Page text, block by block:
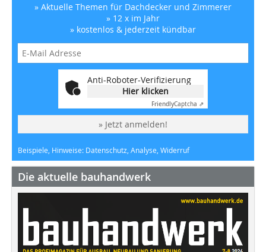
» Aktuelle Themen für Dachdecker und Zimmerer
» 12 x im Jahr
» kostenlos & jederzeit kündbar
Anti-Roboter-Verifizierung
Hier klicken
FriendlyCaptcha ⇗
» Jetzt anmelden!
Beispiele, Hinweise: Datenschutz, Analyse, Widerruf
Die aktuelle bauhandwerk